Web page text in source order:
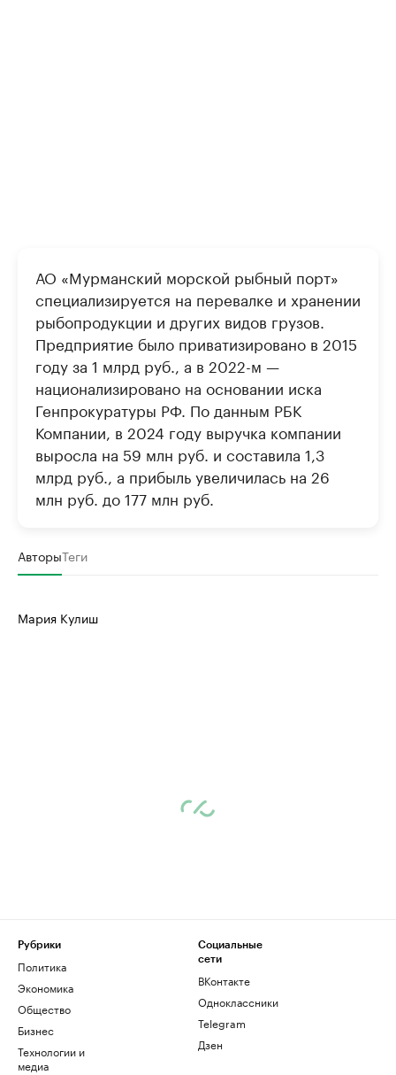
АО «Мурманский морской рыбный порт»
специализируется на перевалке и хранении
рыбопродукции и других видов грузов.
Предприятие было приватизировано в 2015
году за 1 млрд руб., а в 2022-м —
национализировано на основании иска
Генпрокуратуры РФ. По данным РБК
Компании, в 2024 году выручка компании
выросла на 59 млн руб. и составила 1,3
млрд руб., а прибыль увеличилась на 26
млн руб. до 177 млн руб.
АвторыТеги
Мария Кулиш
Рубрики
Политика
Экономика
Общество
Бизнес
Технологии и
медиа
Социальные
сети
ВКонтакте
Одноклассники
Telegram
Дзен